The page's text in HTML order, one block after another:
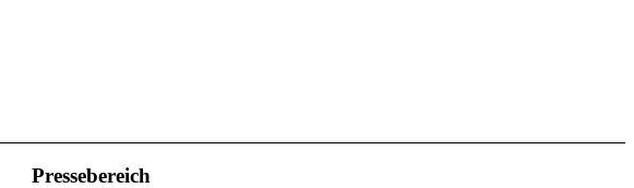
Pressebereich